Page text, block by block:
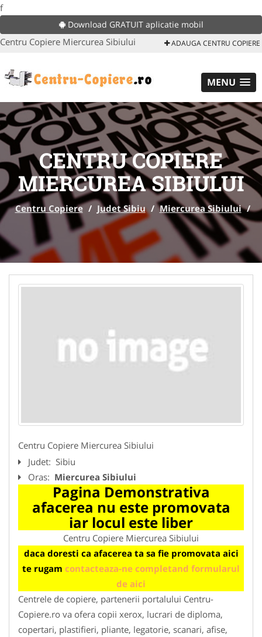
f
Download GRATUIT aplicatie mobil
Centru Copiere Miercurea Sibiului ADAUGA CENTRU COPIERE
MENU
CENTRU COPIERE
MIERCUREA SIBIULUI
Centru Copiere / Judet Sibiu / Miercurea Sibiului /
Centru Copiere Miercurea Sibiului
Judet: Sibiu
Oras: Miercurea Sibiului
Pagina Demonstrativa
afacerea nu este promovata
iar locul este liber
Centru Copiere Miercurea Sibiului
daca doresti ca afacerea ta sa fie promovata aici
te rugam contacteaza-ne completand formularul
de aici
Centrele de copiere, partenerii portalului Centru-
Copiere.ro va ofera copii xerox, lucrari de diploma,
copertari, plastifieri, pliante, legatorie, scanari, afise,